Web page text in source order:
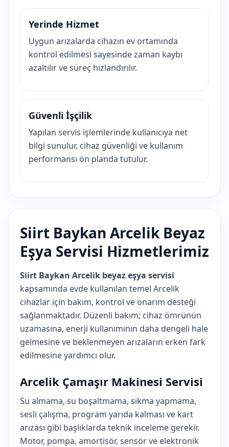
Yerinde Hizmet
Uygun arızalarda cihazın ev ortamında
kontrol edilmesi sayesinde zaman kaybı
azaltılır ve süreç hızlandırılır.
Güvenli İşçilik
Yapılan servis işlemlerinde kullanıcıya net
bilgi sunulur, cihaz güvenliği ve kullanım
performansı ön planda tutulur.
Siirt Baykan Arcelik Beyaz
Eşya Servisi Hizmetlerimiz
Siirt Baykan Arcelik beyaz eşya servisi
kapsamında evde kullanılan temel Arcelik
cihazlar için bakım, kontrol ve onarım desteği
sağlanmaktadır. Düzenli bakım; cihaz ömrünün
uzamasına, enerji kullanımının daha dengeli hale
gelmesine ve beklenmeyen arızaların erken fark
edilmesine yardımcı olur.
Arcelik Çamaşır Makinesi Servisi
Su almama, su boşaltmama, sıkma yapmama,
sesli çalışma, program yarıda kalması ve kart
arızası gibi başlıklarda teknik inceleme gerekir.
Motor, pompa, amortisör, sensör ve elektronik